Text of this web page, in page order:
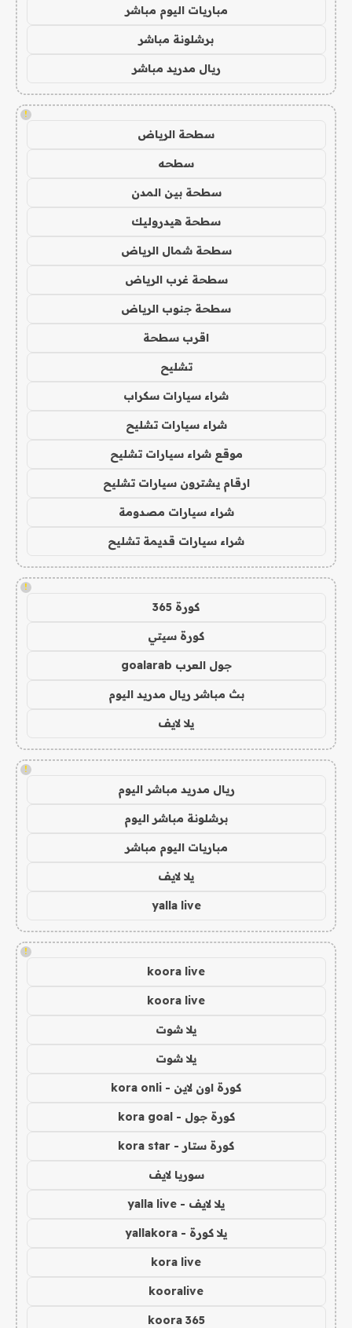
مباريات اليوم مباشر
برشلونة مباشر
ريال مدريد مباشر
!
سطحة الرياض
سطحه
سطحة بين المدن
سطحة هيدروليك
سطحة شمال الرياض
سطحة غرب الرياض
سطحة جنوب الرياض
اقرب سطحة
تشليح
شراء سيارات سكراب
شراء سيارات تشليح
موقع شراء سيارات تشليح
ارقام يشترون سيارات تشليح
شراء سيارات مصدومة
شراء سيارات قديمة تشليح
!
كورة 365
كورة سيتي
جول العرب goalarab
بث مباشر ريال مدريد اليوم
يلا لايف
!
ريال مدريد مباشر اليوم
برشلونة مباشر اليوم
مباريات اليوم مباشر
يلا لايف
yalla live
!
koora live
koora live
يلا شوت
يلا شوت
كورة اون لاين - kora onli
كورة جول - kora goal
كورة ستار - kora star
سوريا لايف
يلا لايف - yalla live
يلا كورة - yallakora
kora live
kooralive
koora 365